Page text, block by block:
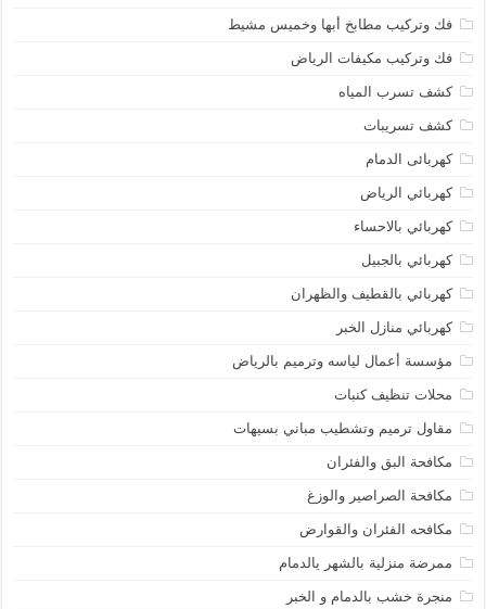
فك وتركيب مطابخ أبها وخميس مشيط
فك وتركيب مكيفات الرياض
كشف تسرب المياه
كشف تسريبات
كهربائى الدمام
كهربائي الرياض
كهربائي بالاحساء
كهربائي بالجبيل
كهربائي بالقطيف والظهران
كهربائي منازل الخبر
مؤسسة أعمال لياسه وترميم بالرياض
محلات تنظيف كنبات
مقاول ترميم وتشطيب مباني بسيهات
مكافحة البق والفئران
مكافحة الصراصير والوزغ
مكافحه الفئران والقوارض
ممرضة منزلية بالشهر يالدمام
منجرة خشب بالدمام و الخبر